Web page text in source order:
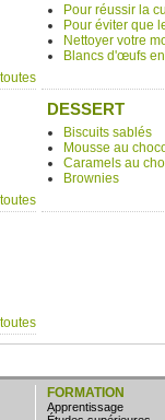
toutes
Pour réussir la
Pour éviter que
Nettoyer votre
Blancs d'œufs
toutes
DESSERT
Biscuits sablés
Mousse au
Caramels au
Brownies
toutes
FORMATION
apprentissage